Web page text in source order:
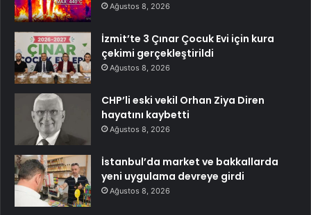
Ağustos 8, 2026
İzmit’te 3 Çınar Çocuk Evi için kura
çekimi gerçekleştirildi
Ağustos 8, 2026
CHP’li eski vekil Orhan Ziya Diren
hayatını kaybetti
Ağustos 8, 2026
İstanbul’da market ve bakkallarda
yeni uygulama devreye girdi
Ağustos 8, 2026